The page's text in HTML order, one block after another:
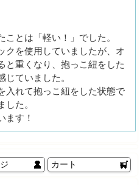
とは「軽い！」でした。
クを使用していましたが、オ
と重くなり、抱っこ紐をした
ていました。
入れて抱っこ紐をした状態で
た。
ます！
カート